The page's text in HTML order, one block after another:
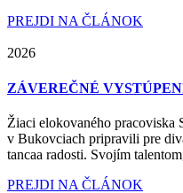
PREJDI NA ČLÁNOK
2026
ZÁVEREČNÉ
Žiaci elokovaného pracoviska
v Bukovciach pripravili pre
tancaa radosti. Svojím
PREJDI NA ČLÁNOK